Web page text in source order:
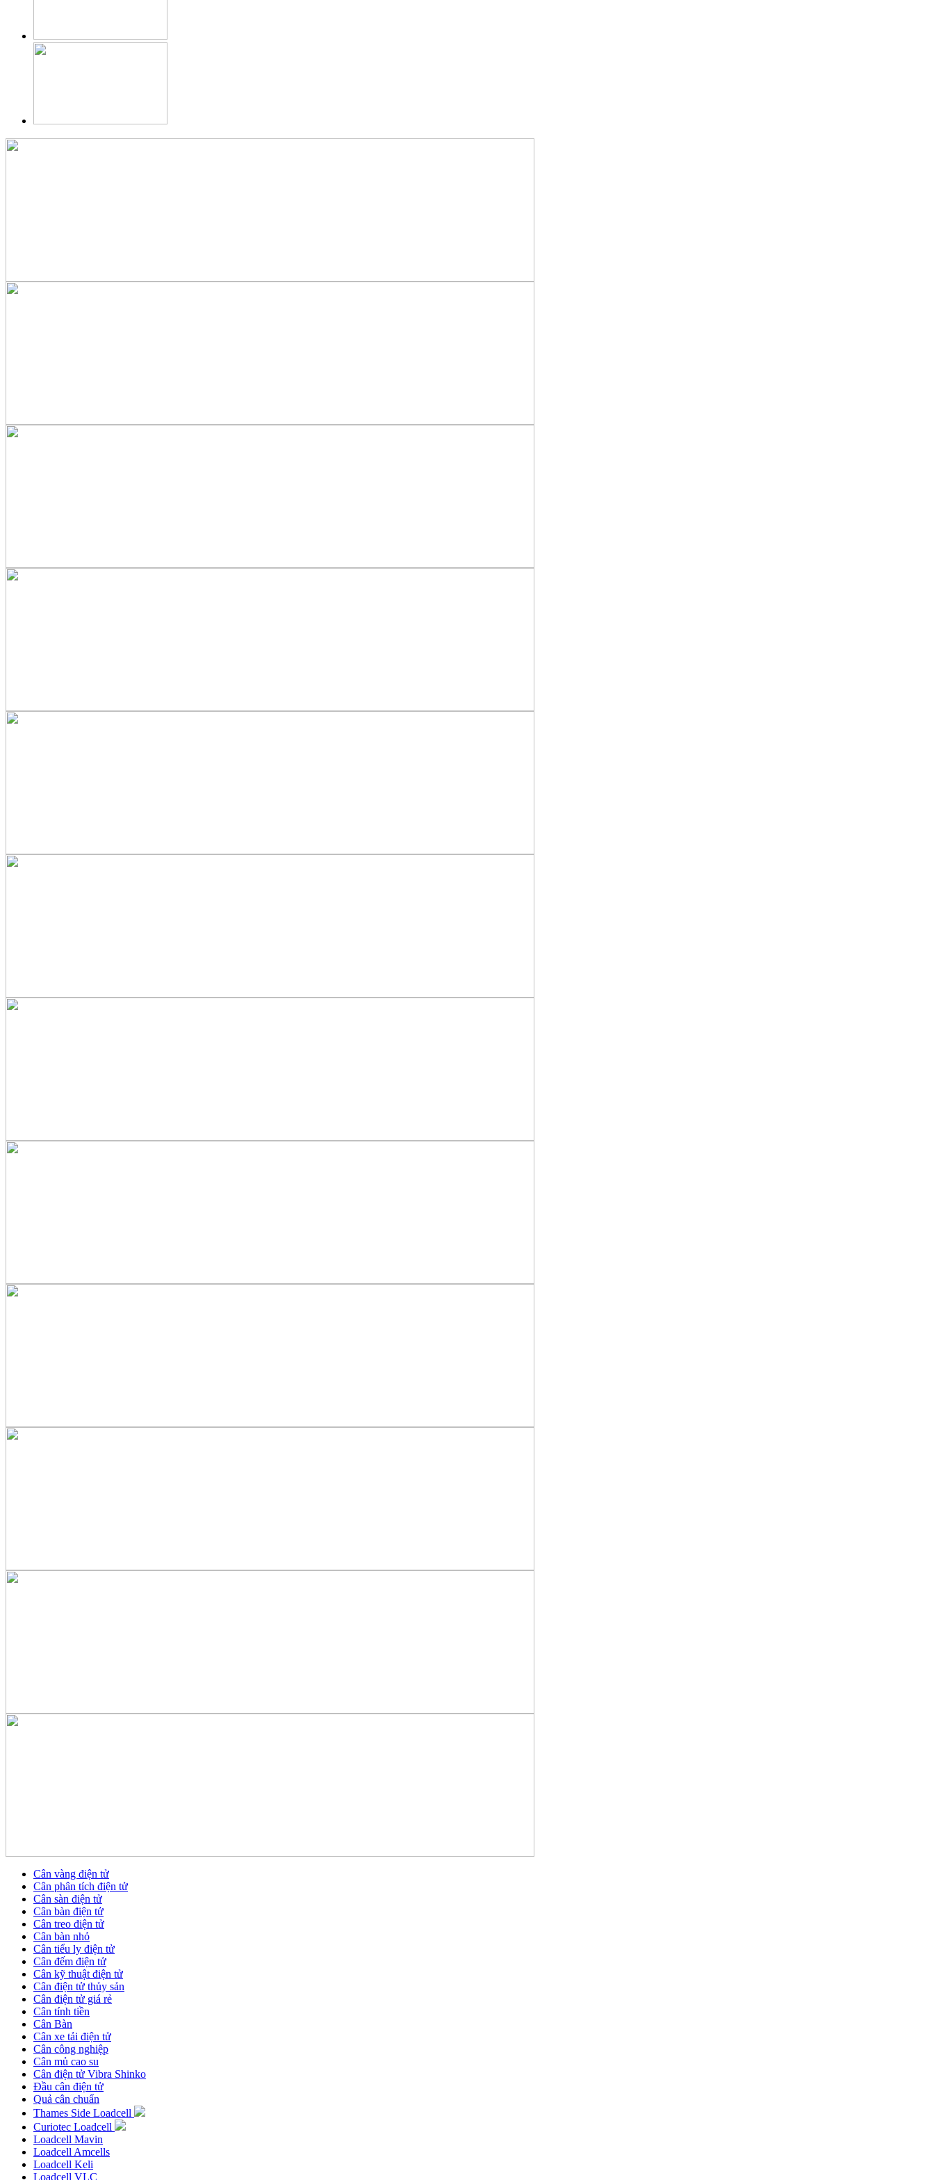
Cân vàng điện tử
Cân phân tích điện tử
Cân sàn điện tử
Cân bàn điện tử
Cân treo điện tử
Cân bàn nhỏ
Cân tiểu ly điện tử
Cân đếm điện tử
Cân kỹ thuật điện tử
Cân điện tử thủy sản
Cân điện tử giá rẻ
Cân tính tiền
Cân Bàn
Cân xe tải điện tử
Cân công nghiệp
Cân mủ cao su
Cân điện tử Vibra Shinko
Đầu cân điện tử
Quả cân chuẩn
Thames Side Loadcell
Curiotec Loadcell
Loadcell Mavin
Loadcell Amcells
Loadcell Keli
Loadcell VLC